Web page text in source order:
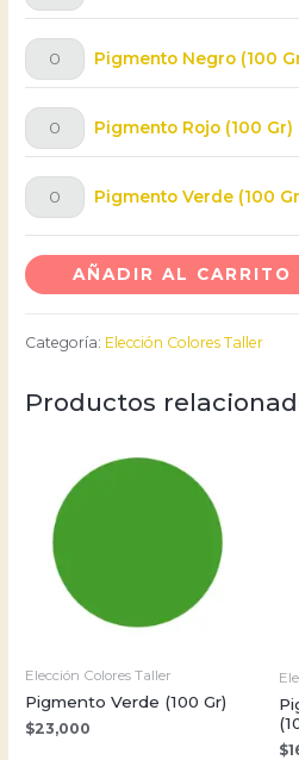
Pigmento Negro (100
Pigmento Rojo (100 Gr)
Pigmento Verde (100
AÑADIR AL CARRITO
Categoría: Elección Colores Taller
Productos
Elección Colores Taller
Pigmento Verde (100 Gr)
$23,000
$